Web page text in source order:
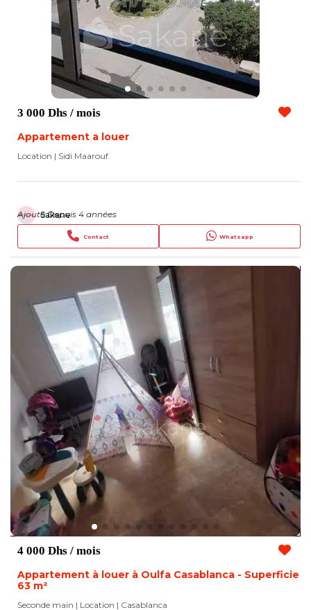
3 000 Dhs / mois
Appartement a louer
Location | Sidi Maarouf
Sakane
Contact Whatsapp
Ajouté Depuis 4 années
4 000 Dhs / mois
Appartement à louer à Oulfa Casablanca - Superficie
63 m²
Seconde main | Location | Casablanca